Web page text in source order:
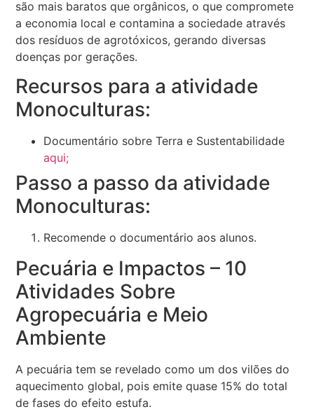
são mais baratos que orgânicos, o que compromete
a economia local e contamina a sociedade através
dos resíduos de agrotóxicos, gerando diversas
doenças por gerações.
Recursos para a atividade
Monoculturas:
Documentário sobre Terra e Sustentabilidade
aqui;
Passo a passo da atividade
Monoculturas:
Recomende o documentário aos alunos.
Pecuária e Impactos – 10
Atividades Sobre
Agropecuária e Meio
Ambiente
A pecuária tem se revelado como um dos vilões do
aquecimento global, pois emite quase 15% do total
de fases do efeito estufa.